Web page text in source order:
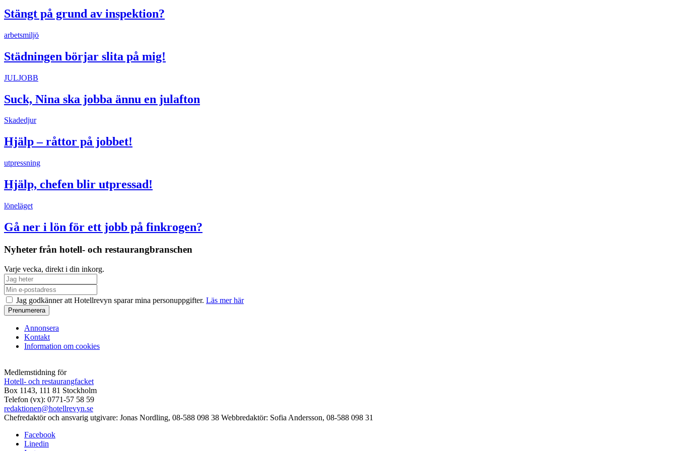
Stängt på grund av inspektion?
arbetsmiljö
Städningen börjar slita på mig!
JULJOBB
Suck, Nina ska jobba ännu en julafton
Skadedjur
Hjälp – råttor på jobbet!
utpressning
Hjälp, chefen blir utpressad!
löneläget
Gå ner i lön för ett jobb på finkrogen?
Nyheter från hotell- och restaurangbranschen
Varje vecka, direkt i din inkorg.
Jag godkänner att Hotellrevyn sparar mina personuppgifter. Läs mer här
Annonsera
Kontakt
Information om cookies
Medlemstidning för
Hotell- och restaurangfacket
Box 1143, 111 81 Stockholm
Telefon (vx): 0771-57 58 59
redaktionen@hotellrevyn.se
Chefredaktör och ansvarig utgivare: Jonas Nordling, 08-588 098 38 Webbredaktör: Sofia Andersson, 08-588 098 31
Facebook
Linedin